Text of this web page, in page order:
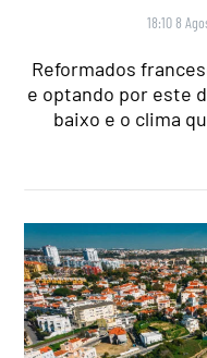
18:10 8
Reformados
e optando por este
baixo e o clima